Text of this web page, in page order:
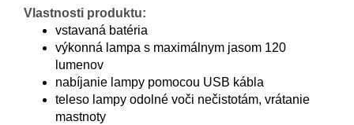
Vlastnosti produktu:
vstavaná batéria
výkonná lampa s maximálnym jasom 120
lumenov
nabíjanie lampy pomocou USB kábla
teleso lampy odolné voči nečistotám, vrátanie
mastnoty